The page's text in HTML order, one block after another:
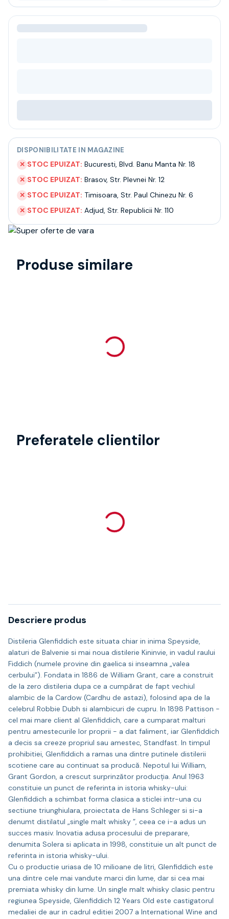
Ceai
Bacanie
Despre noi
Livrare
Termeni si conditii
Politica de confidentialitate
Intrebari frecvente
DISPONIBILITATE IN MAGAZINE
✕ STOC EPUIZAT: Bucuresti, Blvd. Banu Manta Nr. 18
✕ STOC EPUIZAT: Brasov, Str. Plevnei Nr. 12
✕ STOC EPUIZAT: Timisoara, Str. Paul Chinezu Nr. 6
✕ STOC EPUIZAT: Adjud, Str. Republicii Nr. 110
Produse similare
Preferatele clientilor
Descriere produs
Distileria Glenfiddich este situata chiar in inima Speyside,
alaturi de Balvenie si mai noua distilerie Kininvie, in vadul raului
Fiddich (numele provine din gaelica si inseamna „valea
cerbului”). Fondata in 1886 de William Grant, care a construit
de la zero distileria dupa ce a cumpărat de fapt vechiul
alambic de la Cardow (Cardhu de astazi), folosind apa de la
celebrul Robbie Dubh si alambicuri de cupru. In 1898 Pattison -
cel mai mare client al Glenfiddich, care a cumparat malturi
pentru amestecurile lor proprii - a dat faliment, iar Glenfiddich
a decis sa creeze propriul sau amestec, Standfast. In timpul
prohibitiei, Glenfiddich a ramas una dintre putinele distilerii
scotiene care au continuat sa producă. Nepotul lui William,
Grant Gordon, a crescut surprinzător producția. Anul 1963
constituie un punct de referinta in istoria whisky-ului:
Glenfiddich a schimbat forma clasica a sticlei intr-una cu
sectiune triunghiulara, proiectata de Hans Schleger si si-a
denumt distilatul „single malt whisky ”, ceea ce i-a adus un
succes masiv. Inovatia adusa procesului de preparare,
denumita Solera si aplicata in 1998, constituie un alt punct de
referinta in istoria whisky-ului.
Cu o productie uriasa de 10 milioane de litri, Glenfiddich este
una dintre cele mai vandute marci din lume, dar si cea mai
premiata whisky din lume. Un single malt whisky clasic pentru
regiunea Speyside, Glenfiddich 12 Years Old este castigatorul
medaliei de aur in cadrul editiei 2007 a International Wine and